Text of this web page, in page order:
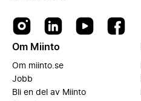
Om Miinto
Om miinto.se
Jobb
Bli en del av Miinto